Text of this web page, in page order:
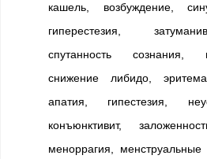
кашель, возбуждение,
гиперестезия,
спутанность сознания,
снижение либидо,
апатия, гипестезия,
конъюнктивит,
меноррагия,